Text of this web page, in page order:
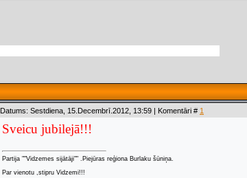
Datums: Sestdiena, 15.Decembrī.2012, 13:59 | Komentāri # 1
Sveicu jubilejā!!!
Partija ""Vidzemes sijātāji"" .Piejūras reģiona Burlaku šūniņa.
Par vienotu ,stipru Vidzemi!!!